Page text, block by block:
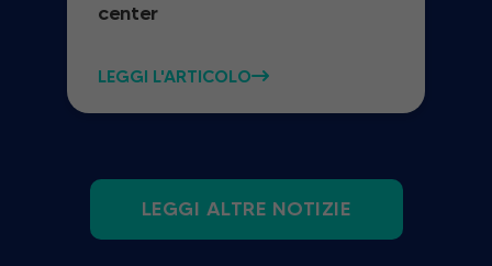
center
LEGGI L'ARTICOLO
LEGGI ALTRE NOTIZIE